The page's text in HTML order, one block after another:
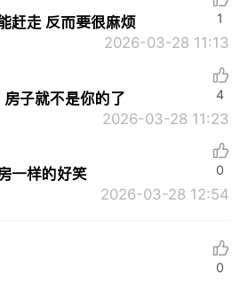
赶走 反而要很麻烦
2026-03-28 11:13
1
子就不是你的了
2026-03-28 11:23
4
一样的好笑
2026-03-28 12:54
0
0